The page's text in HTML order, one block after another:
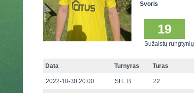
Svoris
19
Sužaistų rungtynių
Data Turnyras Turas
2022-10-30 20:00 SFL B 22